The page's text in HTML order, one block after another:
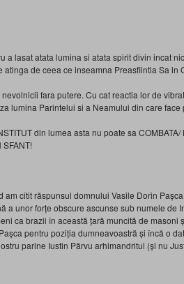
a lasat atata lumina si atata spirit divin incat
atinga de ceea ce inseamna Preasfiintia Sa in
fara putere. Cu cat reactia lor de
lumina Parintelui si a Neamului din care face
din lumea asta nu poate sa
am citit răspunsul domnului Vasile Dorin
a unor forțe obscure ascunse sub numele de
ca brazii în această țară muncită de masoni
pentru poziția dumneavoastră și încă o
parine Iustin Părvu arhimandritul (și nu